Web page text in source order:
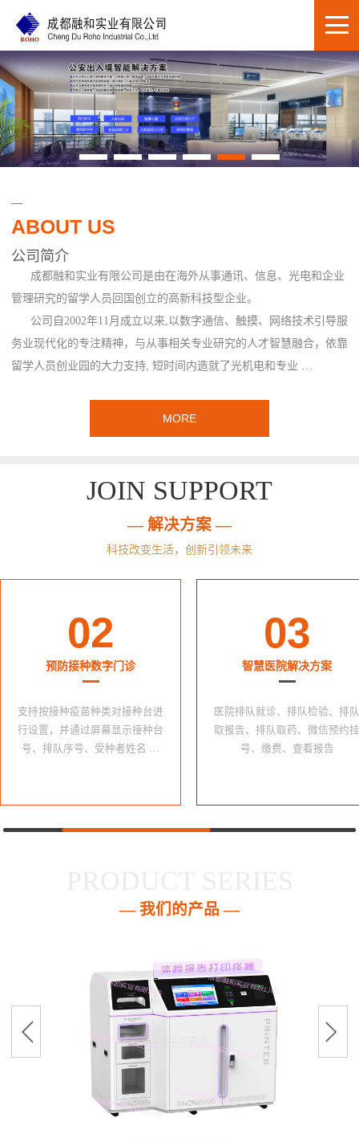
ABOUT US
公司简介
成都融和实业有限公司是由在海外从事通讯、信息、光电和企业
管理研究的留学人员回国创立的高新科技型企业。
公司自2002年11月成立以来,以数字通信、触摸、网络技术引导服
务业现代化的专注精神，与从事相关专业研究的人才智慧融合，依靠
留学人员创业园的大力支持, 短时间内造就了光机电和专业 …
MORE
JOIN SUPPORT
— 解决方案 —
科技改变生活，创新引领未来
02
预防接种数字门诊
支持按接种疫苗种类对接种台进
行设置，并通过屏幕显示接种台
号、排队序号、受种者姓名 …
03
智慧医院解决方案
医院排队就诊、排队检验、排队
取报告、排队取药、微信预约挂
号、缴费、查看报告
— 我们的产品 —